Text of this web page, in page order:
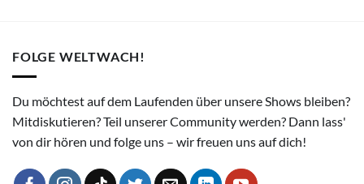
FOLGE WELTWACH!
Du möchtest auf dem Laufenden über unsere Shows bleiben?
Mitdiskutieren? Teil unserer Community werden? Dann lass'
von dir hören und folge uns – wir freuen uns auf dich!